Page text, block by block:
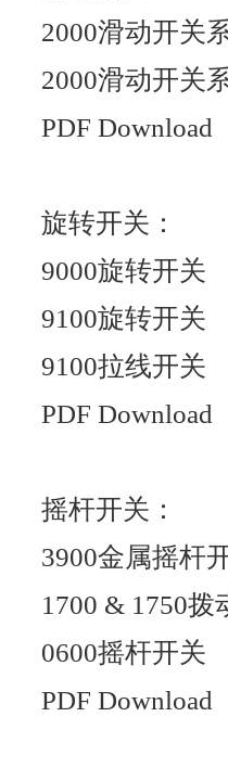
2000滑动开关
2000滑动开关
PDF Download
旋转开关：
9000旋转开关
9100旋转开关
9100拉线开关
PDF Download
摇杆开关：
3900金属摇杆
1700 & 1750拨
0600摇杆开关
PDF Download